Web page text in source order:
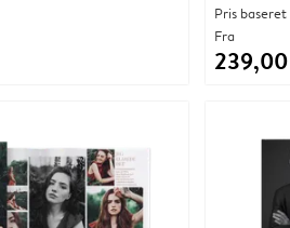
Pris
Fra